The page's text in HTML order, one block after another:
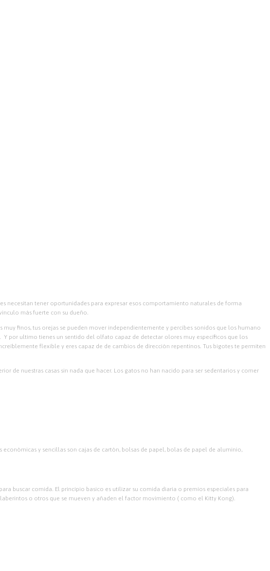
necesitan tener oportunidades para expresar esos comportamiento naturales de forma
más fuerte con su dueño.
finos, tus orejas se pueden mover independientemente y percibes sonidos que los humano
Y por ultimo tienes un sentido del olfato capaz de detectar olores muy específicos que los
flexible y eres capaz de de cambios de dirección repentinos. Tus bigotes te permiten
de nuestras casas sin nada que hacer. Los gatos no han nacido para ser sedentarios y comer
y sencillas son cajas de cartón, bolsas de papel, bolas de papel de aluminio,
buscar comida. El principio basico es utilizar su comida diaria o premios especiales para
o otros que se mueven y añaden el factor movimiento ( como el Kitty Kong).